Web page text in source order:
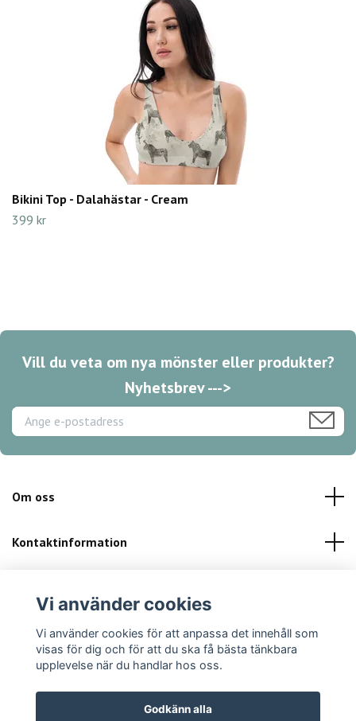
Bikini Top - Dalahästar - Cream
399 kr
Vill du veta om nya mönster eller produkter?
Nyhetsbrev --->
Om oss
Kontaktinformation
Sociala medier
Vi använder cookies
Vi använder cookies för att anpassa det innehåll som
visas för dig och för att du ska få bästa tänkbara
upplevelse när du handlar hos oss.
Godkänn alla